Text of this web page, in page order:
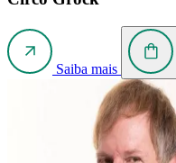
Saiba mais